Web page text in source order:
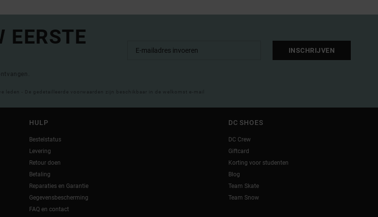
EERSTE
INSCHRIJVEN
leden - De gedetailleerde voorwaarden zijn beschikbaar in de welkomst e-mail
HULP
Bestelstatus
Levering
Retour doen
Betaling
Reparaties en Garantie
Gegevensbescherming
FAQ en contact
DC SHOES
DC Crew
Giftcard
Korting voor studenten
Blog
Team Skate
Team Snow